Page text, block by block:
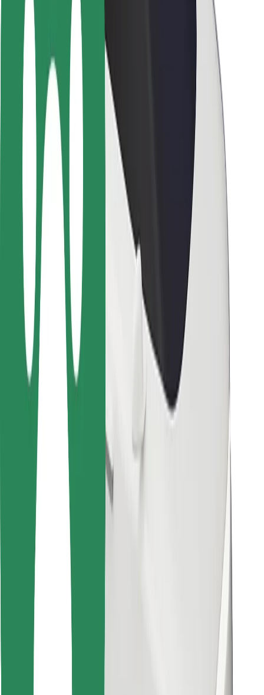
Sõitjate ohutus
Juhtide ohutus
Tõukerattaohutus
Safety Lab
Linnad
Asukohad
Lahendused linnadele
Lennujaamad
Bolti laadimisdokid
Klienditugi
Sõitjatele
Juhtidele
Kulleritele
Bolt Food
Sõidukiparkidele
Restoranidele
Bolt for Business
Muu
Tingimused
Küpsised
Telli auto minutitega!
Laadi alla Bolti rakendus
Leia oma lemmiktoidud!
Laadi alla Bolt Foodi rakendus